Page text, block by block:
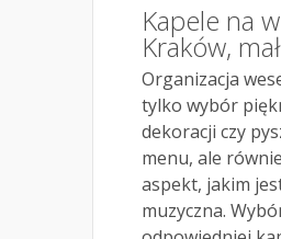
Kapele na
Kraków,
Organizacja
tylko wybór
dekoracji czy
menu, ale
aspekt, jakim
muzyczna.